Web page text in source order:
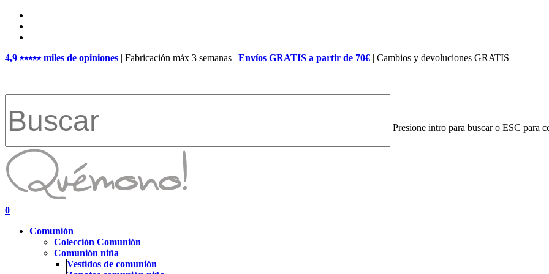
Skip
main
4,9 ⭑⭑⭑⭑⭑ miles de opiniones | Fabricación máx 3 semanas | Envíos GRATIS a partir de 70€ | Cambios y devoluciones GRATIS
Presione intro para buscar o ESC para
Close
Search
search
account
0
Comunión
Colección Comunión
Comunión niña
Vestidos de comunión